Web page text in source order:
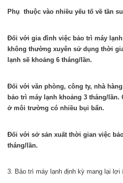
Phụ thuộc vào nhiều yếu tố về tần
Đối với gia đình việc bảo trì máy
không thường xuyên sử dụng thời
lạnh sẽ khoảng 6 tháng/lần.
Đối với văn phòng, công ty, nhà
bảo trì máy lạnh khoảng 3 tháng/
ở môi trường có nhiều bụi bẩn.
Đối với sở sản xuất thời gian việc
tháng/lần.
3. Bảo trì máy lạnh định kỳ mang lại lợi